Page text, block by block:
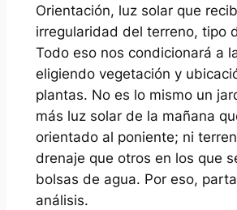
Orientación, luz solar que
irregularidad del terreno, tipo
Todo eso nos condicionará a
eligiendo vegetación y
plantas. No es lo mismo un
más luz solar de la mañana
orientado al poniente; ni
drenaje que otros en los que
bolsas de agua. Por eso,
análisis.